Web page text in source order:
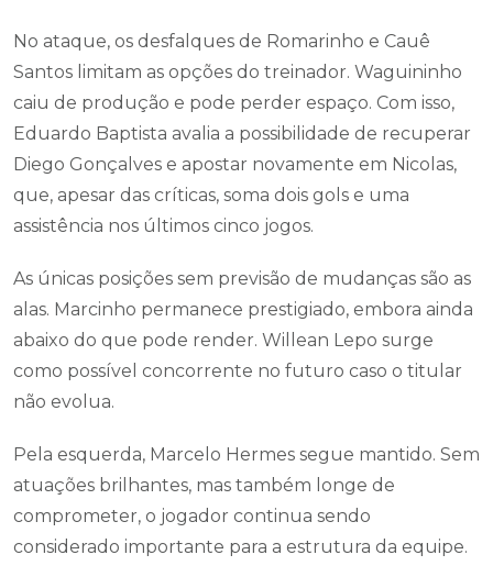
No ataque, os desfalques de Romarinho e Cauê
Santos limitam as opções do treinador. Waguininho
caiu de produção e pode perder espaço. Com isso,
Eduardo Baptista avalia a possibilidade de recuperar
Diego Gonçalves e apostar novamente em Nicolas,
que, apesar das críticas, soma dois gols e uma
assistência nos últimos cinco jogos.
As únicas posições sem previsão de mudanças são as
alas. Marcinho permanece prestigiado, embora ainda
abaixo do que pode render. Willean Lepo surge
como possível concorrente no futuro caso o titular
não evolua.
Pela esquerda, Marcelo Hermes segue mantido. Sem
atuações brilhantes, mas também longe de
comprometer, o jogador continua sendo
considerado importante para a estrutura da equipe.